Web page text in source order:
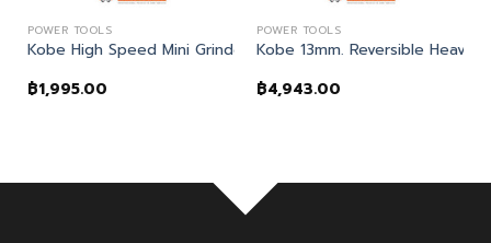
POWER TOOLS
Kobe High Speed Mini Grinder เครื่องเจียรลมขนาดเล็ก
฿1,995.00
POWER TOOLS
Kobe 13mm. Reversible Heavy
฿4,943.00
เครื่องสกัดสนิม